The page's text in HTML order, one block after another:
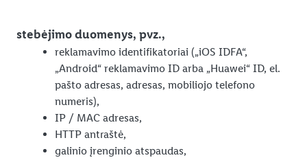
stebėjimo duomenys, pvz.,
reklamavimo identifikatoriai („iOS IDFA“,
„Android“ reklamavimo ID arba „Huawei“ ID, el.
pašto adresas, adresas, mobiliojo telefono
numeris),
IP / MAC adresas,
HTTP antraštė,
galinio įrenginio atspaudas,